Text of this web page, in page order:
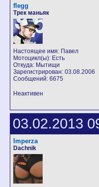
flegg
Трек маньяк
Настоящее имя: Павел
Мотоцикл(ы): Есть
Откуда: Мытищи
Зарегистрирован: 03.08.2006
Сообщений: 6675
Неактивен
03.02.2013
Imperza
Dachnik